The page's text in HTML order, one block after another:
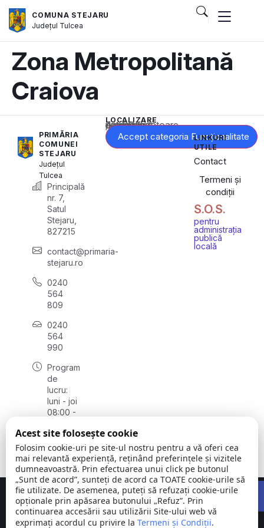
COMUNA STEJARU
Județul Tulcea
Zona Metropolitană
Craiova
PRIMĂRIA
COMUNEI
STEJARU
Județul
Tulcea
Principală
nr. 7,
Satul
Stejaru,
827215
contact@primaria-
stejaru.ro
0240
564
809
0240
564
990
Program
de
lucru:
luni - joi
08:00 -
vineri
08:00 -
14:00
LOCALIZARE
Acest conținut este blocat până când acceptați categoria corespunzătoare de cookie-uri.
Accept categoria Funcționalitate
LINKURI
UTILE
Contact
Termeni și
condiții
S.O.S.
pentru
administrația
publică
locală
Comuna © Toate
Concept realizat deBig Media Relații Publice SRL
Acest site folosește cookie
Folosim cookie-uri pe site-ul nostru pentru a vă oferi cea
mai relevantă experiență, reținând preferințele și vizitele
dumneavoastră. Prin efectuarea unui click pe butonul
„Sunt de acord”, sunteți de acord ca TOATE cookie-urile să
fie utilizate. De asemenea, puteți să refuzați cookie-urile
opționale prin apăsarea butonului „Refuz”. Prin
continuarea accesării sau utilizării Site-ului web vă
exprimați acordul cu privire la Termeni și Condiții.